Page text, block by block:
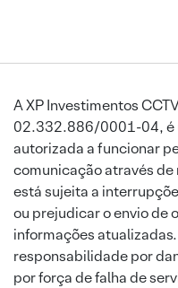
A XP Investimentos
02.332.886/0001-04, é
autorizada a funcionar
comunicação através
está sujeita a
ou prejudicar o envio de
informações
responsabilidade por
por força de falha de